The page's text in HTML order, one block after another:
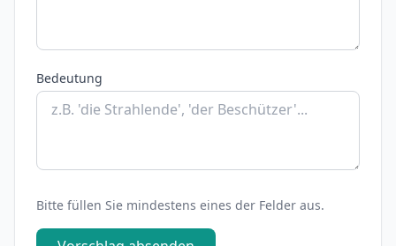
Bedeutung
Bitte füllen Sie mindestens eines der Felder aus.